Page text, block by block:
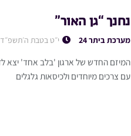
נחנך “גן האור”
מערכת ביתר 24 י״ט בטבת ה׳תשפ״ד
המיזם החדש של ארגון 'בלב אחד' יצא
עם צרכים מיוחדים ולכיסאות גלגלים